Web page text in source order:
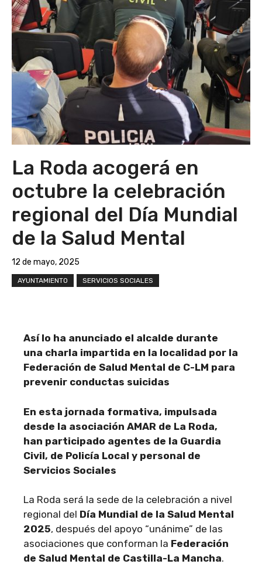
La Roda acogerá en
octubre la celebración
regional del Día Mundial
de la Salud Mental
12 de mayo, 2025
AYUNTAMIENTO SERVICIOS SOCIALES
Así lo ha anunciado el alcalde durante
una charla impartida en la localidad por la
Federación de Salud Mental de C-LM para
prevenir conductas suicidas
En esta jornada formativa, impulsada
desde la asociación AMAR de La Roda,
han participado agentes de la Guardia
Civil, de Policía Local y personal de
Servicios Sociales
La Roda será la sede de la celebración a nivel
regional del Día Mundial de la Salud Mental
2025, después del apoyo “unánime” de las
asociaciones que conforman la Federación
de Salud Mental de Castilla-La Mancha.